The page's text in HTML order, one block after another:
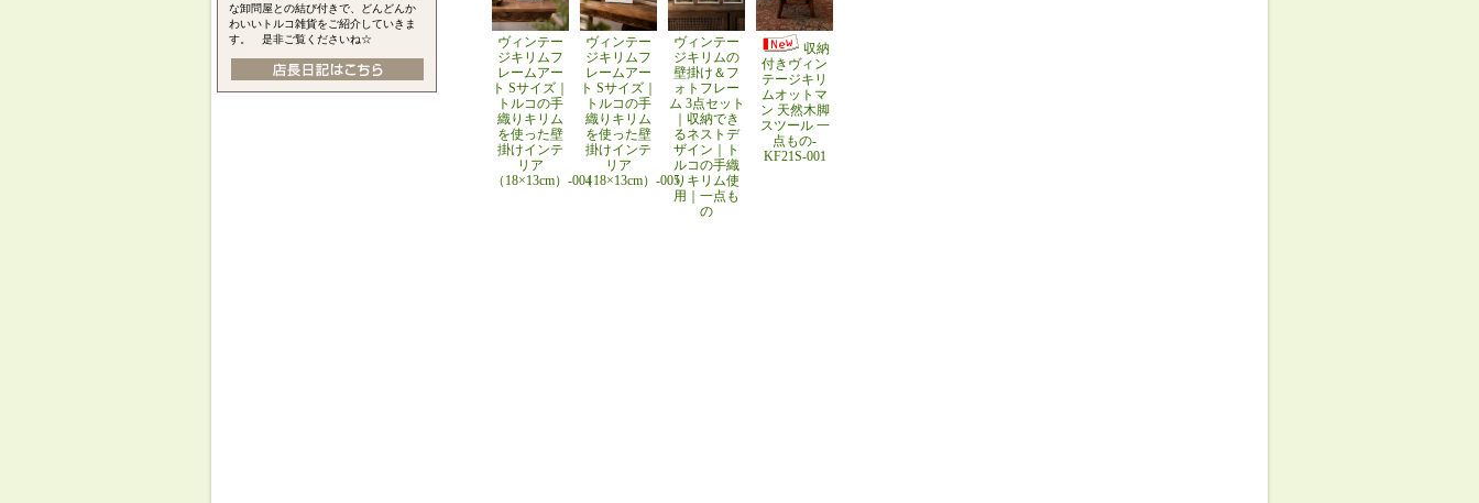
な卸問屋との結び付きで、どんどんか
わいいトルコ雑貨をご紹介していきま
す。 是非ご覧くださいね☆
ヴィンテー
ジキリムフ
レームアー
ト Sサイズ｜
トルコの手
織りキリム
を使った壁
掛けインテ
リア
（18×13cm）-004
ヴィンテー
ジキリムフ
レームアー
ト Sサイズ｜
トルコの手
織りキリム
を使った壁
掛けインテ
リア
（18×13cm）-005
ヴィンテー
ジキリムの
壁掛け＆フ
ォトフレー
ム 3点セット
｜収納でき
るネストデ
ザイン｜ト
ルコの手織
りキリム使
用｜一点も
の
収納
付きヴィン
テージキリ
ムオットマ
ン 天然木脚
スツール 一
点もの-
KF21S-001